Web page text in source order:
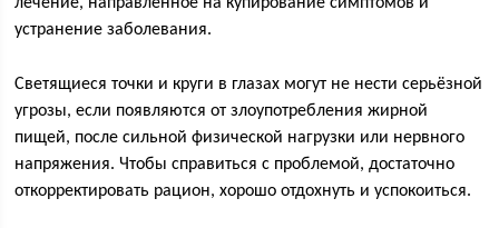
устранение заболевания.
Светящиеся точки и круги в глазах могут не нести серьёзной
угрозы, если появляются от злоупотребления жирной
пищей, после сильной физической нагрузки или нервного
напряжения. Чтобы справиться с проблемой, достаточно
откорректировать рацион, хорошо отдохнуть и успокоиться.